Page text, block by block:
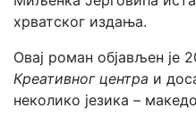
хрватског издања.
Овај роман објављен је
Креативног центра и
неколико језика –